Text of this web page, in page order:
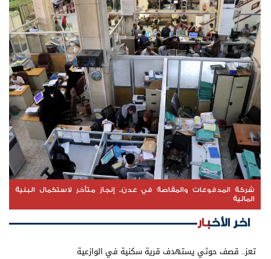
شركة المدفوعات والمقاصة في عدن.. إنجاز متأخر لاستكمال البنية
المالية
اخر الأخبار
تعز.. قصف حوثي يستهدف قرية سكنية في الوازعية